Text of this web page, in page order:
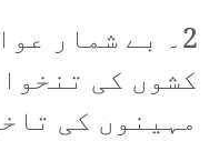
2۔ بے شمار
کشوں کی
مہینوں کی